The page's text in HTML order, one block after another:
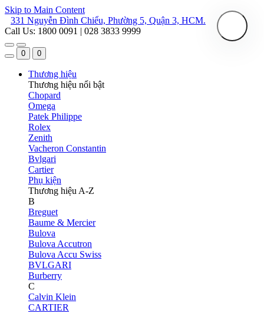
Skip to Main Content
331 Nguyễn Đình Chiểu, Phường 5, Quận 3, HCM.
Call Us: 1800 0091 | 028 3833 9999
0 0
Thương hiệu
Thương hiệu nổi bật
Chopard
Omega
Patek Philippe
Rolex
Zenith
Vacheron Constantin
Bvlgari
Cartier
Phụ kiện
Thương hiệu A-Z
B
Breguet
Baume & Mercier
Bulova
Bulova Accutron
Bulova Accu Swiss
BVLGARI
Burberry
C
Calvin Klein
CARTIER